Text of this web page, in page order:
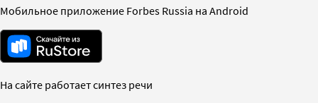
Мобильное приложение Forbes Russia на Android
На сайте работает синтез речи